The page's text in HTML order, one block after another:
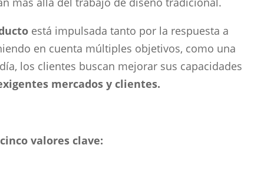
está impulsada tanto por la respuesta a
en cuenta múltiples objetivos, como una
los clientes buscan mejorar sus capacidades
mercados y clientes.
cinco valores clave: